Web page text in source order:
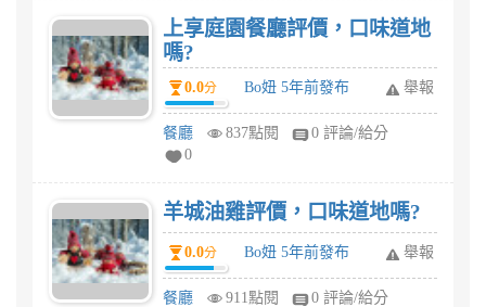
上享庭園餐廳評價，口味道地
嗎?
0.0分 Bo妞 5年前發布 舉報
餐廳 837點閱
0 評論/給分
0
羊城油雞評價，口味道地嗎?
0.0分 Bo妞 5年前發布 舉報
餐廳 911點閱
0 評論/給分